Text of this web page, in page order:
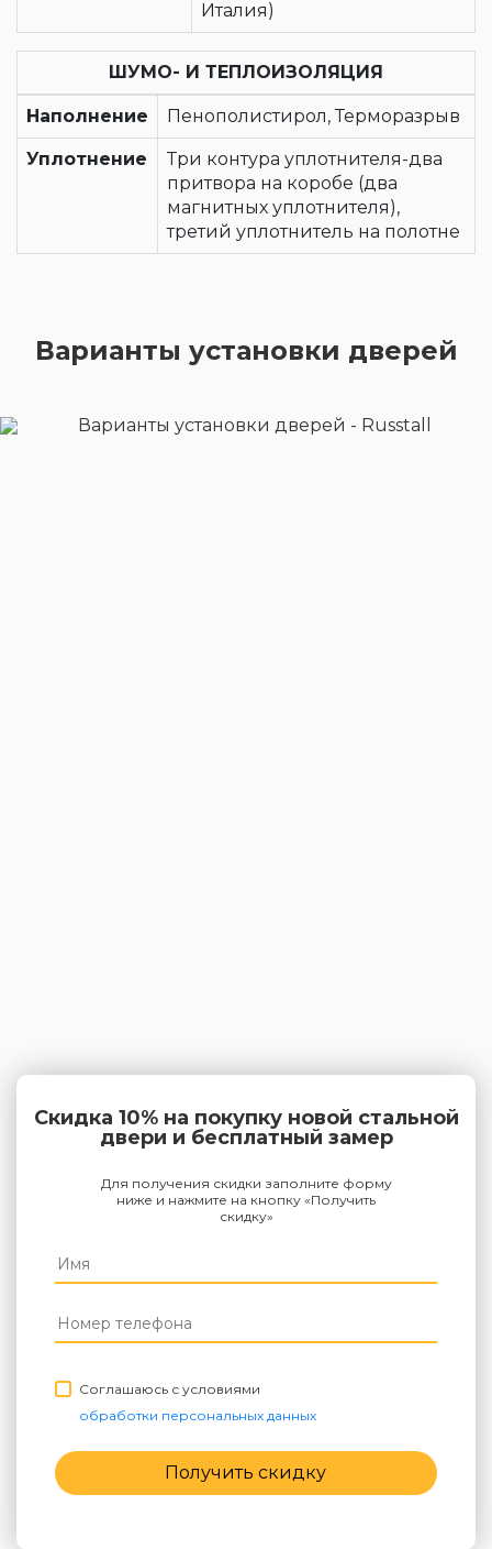
Италия)
ШУМО- И ТЕПЛОИЗОЛЯЦИЯ
Наполнение Пенополистирол, Терморазрыв
Уплотнение
Три контура уплотнителя-два
притвора на коробе (два
магнитных уплотнителя),
третий уплотнитель на полотне
Варианты установки дверей
Скидка 10% на покупку новой стальной
двери и бесплатный замер
Для получения скидки заполните форму
ниже и нажмите на кнопку «Получить
скидку»
Соглашаюсь с условиями
обработки персональных данных
Получить скидку